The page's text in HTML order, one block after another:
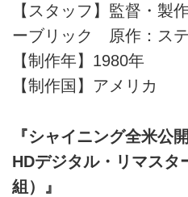
【スタッフ】監督・製
ーブリック 原作：ス
【制作年】1980年
【制作国】アメリカ
『シャイニング全米公
HDデジタル・リマスタ
組）』